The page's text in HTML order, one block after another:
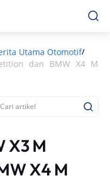
Utama Otomotif/
dan BMW X4 M
X3 M
X4 M